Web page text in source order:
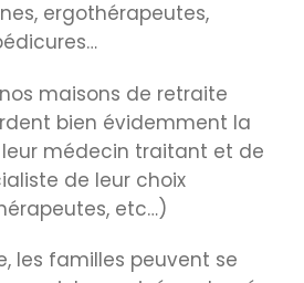
ergothérapeutes,
maisons de retraite
bien évidemment la
médecin traitant et de
de leur choix
etc…)
les familles peuvent se